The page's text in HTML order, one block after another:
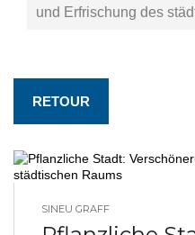
und Erfrischung des
RETOUR
SINEU GRAFF